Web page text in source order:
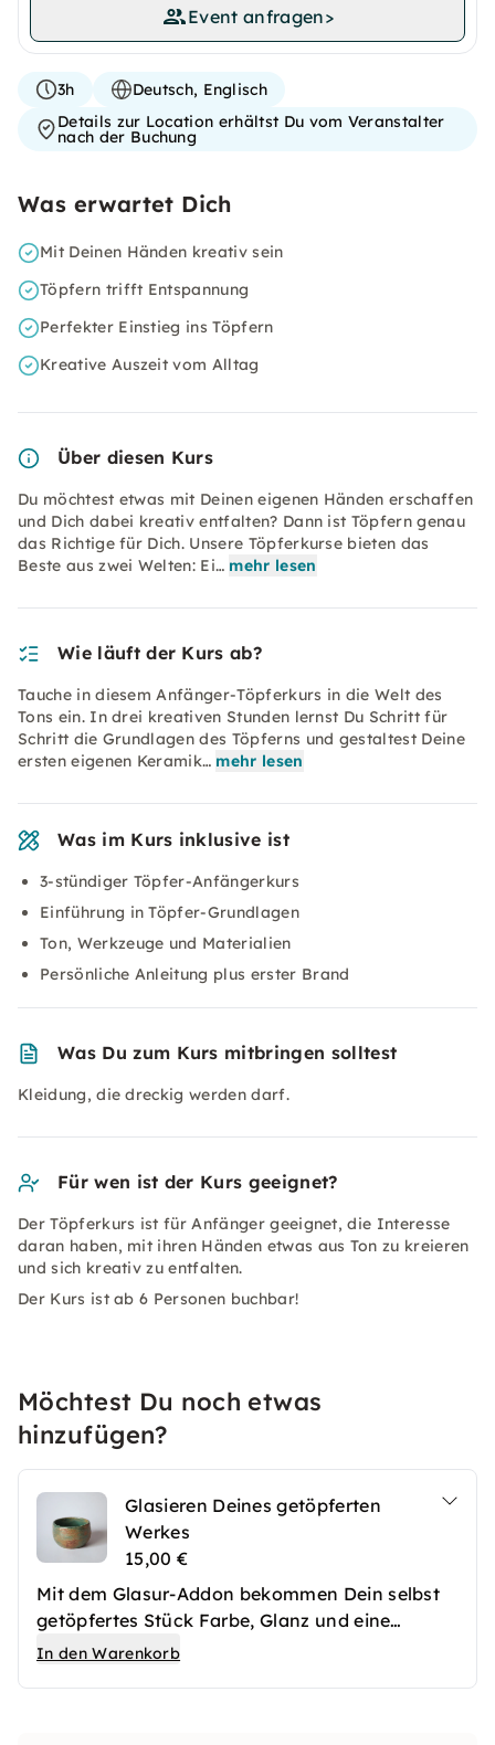
Event anfragen>
3h
Deutsch, Englisch
Details zur Location erhältst Du vom Veranstalter
nach der Buchung
Was erwartet Dich
Mit Deinen Händen kreativ sein
Töpfern trifft Entspannung
Perfekter Einstieg ins Töpfern
Kreative Auszeit vom Alltag
Über diesen Kurs
Du möchtest etwas mit Deinen eigenen Händen erschaffen
und Dich dabei kreativ entfalten? Dann ist Töpfern genau
das Richtige für Dich. Unsere Töpferkurse bieten das
Beste aus zwei Welten: Ei… mehr lesen
Wie läuft der Kurs ab?
Tauche in diesem Anfänger-Töpferkurs in die Welt des
Tons ein. In drei kreativen Stunden lernst Du Schritt für
Schritt die Grundlagen des Töpferns und gestaltest Deine
ersten eigenen Keramik… mehr lesen
Was im Kurs inklusive ist
3-stündiger Töpfer-Anfängerkurs
Einführung in Töpfer-Grundlagen
Ton, Werkzeuge und Materialien
Persönliche Anleitung plus erster Brand
Was Du zum Kurs mitbringen solltest
Kleidung, die dreckig werden darf.
Für wen ist der Kurs geeignet?
Der Töpferkurs ist für Anfänger geeignet, die Interesse
daran haben, mit ihren Händen etwas aus Ton zu kreieren
und sich kreativ zu entfalten.
Der Kurs ist ab 6 Personen buchbar!
Möchtest Du noch etwas
hinzufügen?
Glasieren Deines getöpferten
Werkes
15,00 €
Mit dem Glasur-Addon bekommen Dein selbst
getöpfertes Stück Farbe, Glanz und eine
hochwertige Oberfläche. Nach dem ersten
In den Warenkorb